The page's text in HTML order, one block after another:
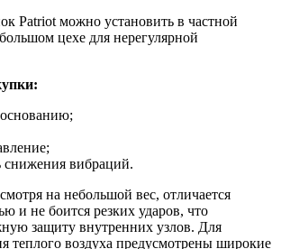
Patriot можно установить в частной
цехе для нерегулярной
снижения вибраций.
на небольшой вес, отличается
и не боится резких ударов, что
защиту внутренних узлов. Для
теплого воздуха предусмотрены широкие